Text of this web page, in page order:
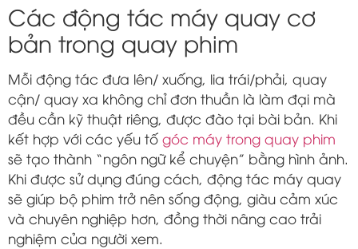
Các động tác máy quay cơ
bản trong quay phim
Mỗi động tác đưa lên/ xuống, lia trái/phải, quay
cận/ quay xa không chỉ đơn thuần là làm đại mà
đều cần kỹ thuật riêng, được đào tại bài bản. Khi
kết hợp với các yếu tố góc máy trong quay phim
sẽ tạo thành “ngôn ngữ kể chuyện” bằng hình ảnh.
Khi được sử dụng đúng cách, động tác máy quay
sẽ giúp bộ phim trở nên sống động, giàu cảm xúc
và chuyên nghiệp hơn, đồng thời nâng cao trải
nghiệm của người xem.